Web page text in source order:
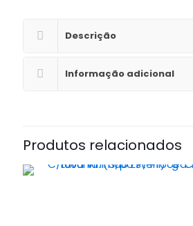
Descrição
Informação adicional
Produtos relacionados